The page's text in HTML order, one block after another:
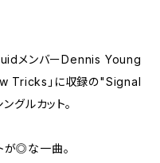
メンバーDennis Young
Tricks」に収録の"Signal
ルカット。
が◎な一曲。